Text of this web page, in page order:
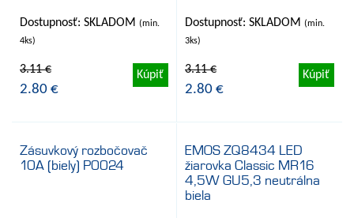
Dostupnosť: SKLADOM (min.
4ks)
3.11 €
2.80 €
Kúpiť
Dostupnosť: SKLADOM (min.
3ks)
3.11 €
2.80 €
Kúpiť
Zásuvkový rozbočovač
10A (biely) P0024
EMOS ZQ8434 LED
žiarovka Classic MR16
4,5W GU5,3 neutrálna
biela
- 9%